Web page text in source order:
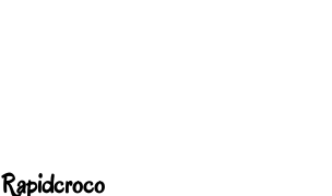
Rapidcroco